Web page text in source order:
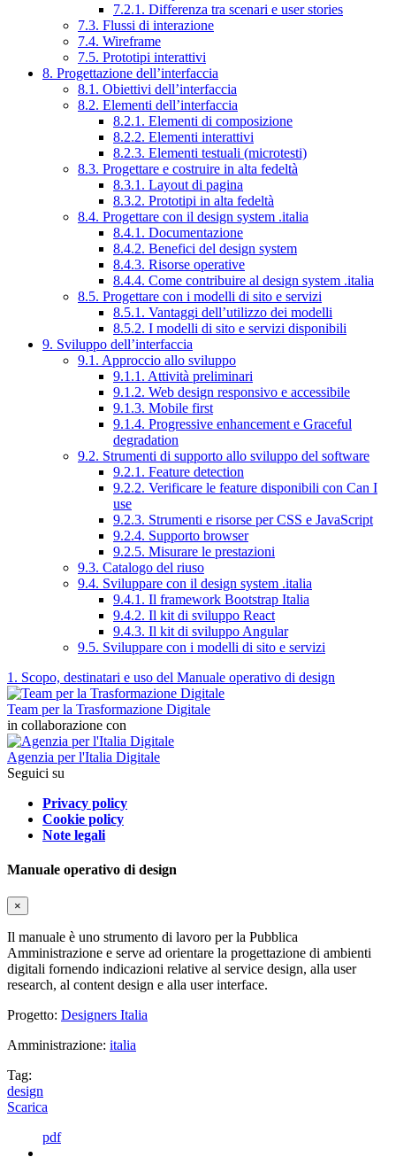
7.2.1. Differenza tra scenari e user stories
7.3. Flussi di interazione
7.4. Wireframe
7.5. Prototipi interattivi
8. Progettazione dell’interfaccia
8.1. Obiettivi dell’interfaccia
8.2. Elementi dell’interfaccia
8.2.1. Elementi di composizione
8.2.2. Elementi interattivi
8.2.3. Elementi testuali (microtesti)
8.3. Progettare e costruire in alta fedeltà
8.3.1. Layout di pagina
8.3.2. Prototipi in alta fedeltà
8.4. Progettare con il design system .italia
8.4.1. Documentazione
8.4.2. Benefici del design system
8.4.3. Risorse operative
8.4.4. Come contribuire al design system .italia
8.5. Progettare con i modelli di sito e servizi
8.5.1. Vantaggi dell’utilizzo dei modelli
8.5.2. I modelli di sito e servizi disponibili
9. Sviluppo dell’interfaccia
9.1. Approccio allo sviluppo
9.1.1. Attività preliminari
9.1.2. Web design responsivo e accessibile
9.1.3. Mobile first
9.1.4. Progressive enhancement e Graceful
degradation
9.2. Strumenti di supporto allo sviluppo del software
9.2.1. Feature detection
9.2.2. Verificare le feature disponibili con Can I
use
9.2.3. Strumenti e risorse per CSS e JavaScript
9.2.4. Supporto browser
9.2.5. Misurare le prestazioni
9.3. Catalogo del riuso
9.4. Sviluppare con il design system .italia
9.4.1. Il framework Bootstrap Italia
9.4.2. Il kit di sviluppo React
9.4.3. Il kit di sviluppo Angular
9.5. Sviluppare con i modelli di sito e servizi
1. Scopo, destinatari e uso del Manuale operativo di design
Team per la Trasformazione Digitale
in collaborazione con
Agenzia per l'Italia Digitale
Seguici su
Privacy policy
Cookie policy
Note legali
Manuale operativo di design
×
Il manuale è uno strumento di lavoro per la Pubblica
Amministrazione e serve ad orientare la progettazione di ambienti
digitali fornendo indicazioni relative al service design, alla user
research, al content design e alla user interface.
Progetto: Designers Italia
Amministrazione: italia
Tag:
design
Scarica
pdf